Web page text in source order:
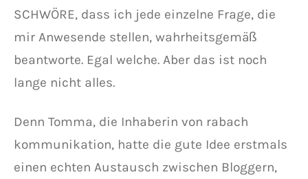
SCHWÖRE, dass ich jede einzelne Frage, die
mir Anwesende stellen, wahrheitsgemäß
beantworte. Egal welche. Aber das ist noch
lange nicht alles.
Denn Tomma, die Inhaberin von rabach
kommunikation, hatte die gute Idee erstmals
einen echten Austausch zwischen Bloggern,